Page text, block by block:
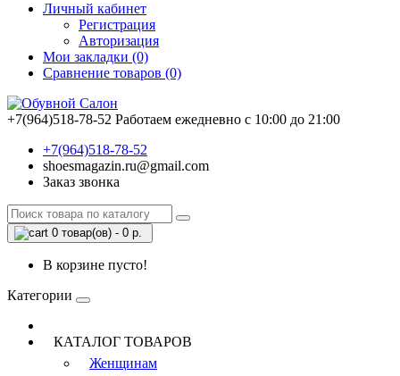
Личный кабинет
Регистрация
Авторизация
Мои закладки (0)
Сравнение товаров (0)
+7(964)518-78-52 Работаем ежедневно с 10:00 до 21:00
+7(964)518-78-52
shoesmagazin.ru@gmail.com
Заказ звонка
0 товар(ов) - 0 р.
В корзине пусто!
Категории
КАТАЛОГ ТОВАРОВ
Женщинам